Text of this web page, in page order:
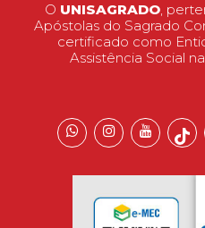
O UNISAGRADO,
Apóstolas do Sagrado
certificado como
Assistência Social